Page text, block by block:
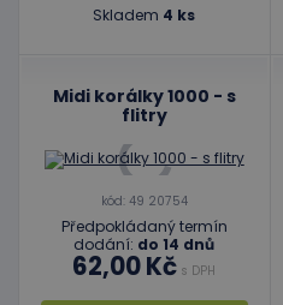
Skladem 4 ks
Midi korálky 1000 - s
flitry
kód: 49 20754
Předpokládaný termín
dodání: do 14 dnů
62,00 Kč s DPH